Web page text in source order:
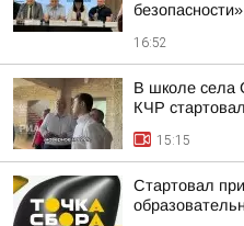
безопасности»
16:52
В школе села
КЧР
15:15
Стартовал